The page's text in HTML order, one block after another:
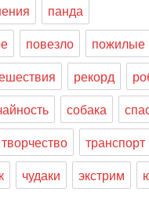
панда
повезло
пожилые
рекорд
собака
творчество
транспорт
чудаки экстрим